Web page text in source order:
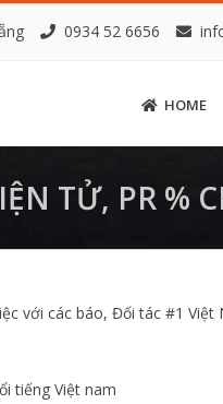
0934 52 6656
HOME
TỬ, PR %
với các báo, Đối tác #1
tiếng Việt nam